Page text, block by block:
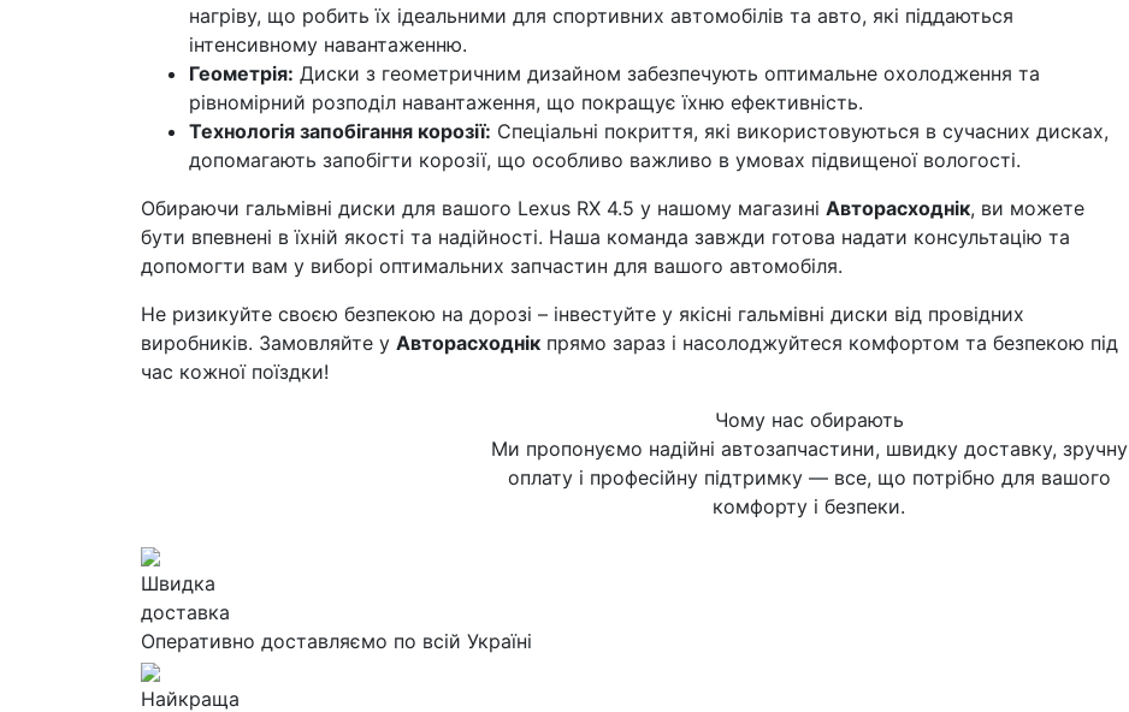
нагріву, що робить їх ідеальними для спортивних автомобілів та авто, які піддаються
інтенсивному навантаженню.
Геометрія: Диски з геометричним дизайном забезпечують оптимальне охолодження та
рівномірний розподіл навантаження, що покращує їхню ефективність.
Технологія запобігання корозії: Спеціальні покриття, які використовуються в сучасних дисках,
допомагають запобігти корозії, що особливо важливо в умовах підвищеної вологості.
Обираючи гальмівні диски для вашого Lexus RX 4.5 у нашому магазині Авторасходнік, ви можете
бути впевнені в їхній якості та надійності. Наша команда завжди готова надати консультацію та
допомогти вам у виборі оптимальних запчастин для вашого автомобіля.
Не ризикуйте своєю безпекою на дорозі – інвестуйте у якісні гальмівні диски від провідних
виробників. Замовляйте у Авторасходнік прямо зараз і насолоджуйтеся комфортом та безпекою під
час кожної поїздки!
Чому нас обирають
Ми пропонуємо надійні автозапчастини, швидку доставку, зручну
оплату і професійну підтримку — все, що потрібно для вашого
комфорту і безпеки.
Швидка
доставка
Оперативно доставляємо по всій Україні
Найкраща